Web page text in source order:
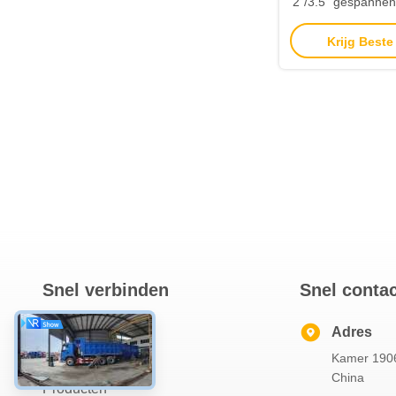
ontworpen voor
Krijg
Snel verbinden
Thuis
Over Ons
Producten
Snel
Adres
Kamer
China